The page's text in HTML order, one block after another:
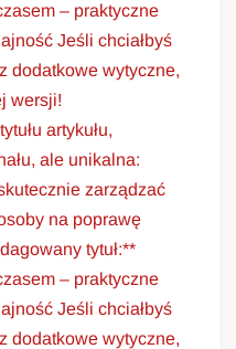
– praktyczne
Jeśli chciałbyś
dodatkowe wytyczne,
wersji!
artykułu,
ale unikalna:
zarządzać
na poprawę
tytuł:**
– praktyczne
Jeśli chciałbyś
dodatkowe wytyczne,